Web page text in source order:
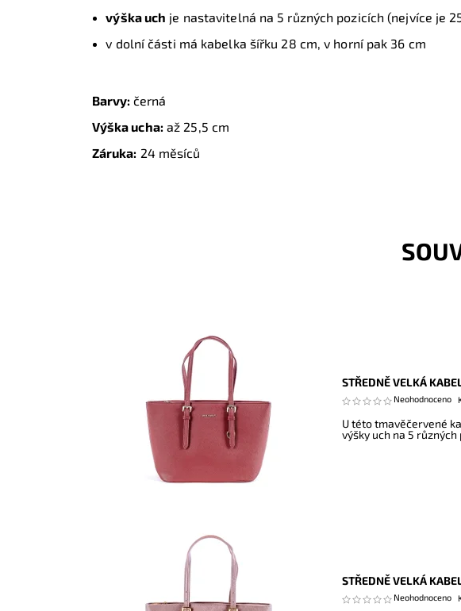
výška uch je nastavitelná na 5 různých pozicích (nejvíce je
v dolní části má kabelka šířku 28 cm, v horní pak 36 cm
Barvy: černá
Výška ucha:až 25,5 cm
Záruka: 24 měsíců
STŘEDNĚ VELKÁ
Neohodnoceno
U této tmavěčervené
výšky uch na 5
STŘEDNĚ VELKÁ
Neohodnoceno